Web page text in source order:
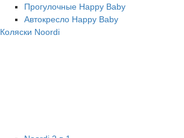
Прогулочные Happy Baby
Автокресло Happy Baby
Коляски Noordi